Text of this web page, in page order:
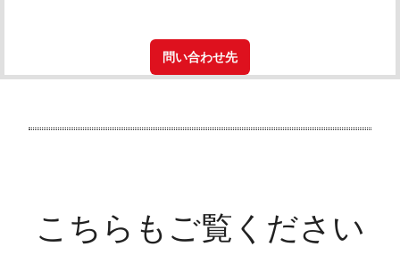
問い合わせ先
こちらもご覧ください